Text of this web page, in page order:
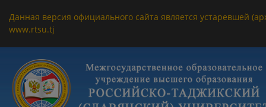
Данная версия официального сайта является устаревшей
www.rtsu.tj